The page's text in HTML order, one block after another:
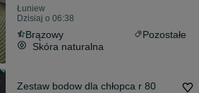
Łuniew
Dzisiaj o 06:38
Brązowy
Pozostałe
Skóra naturalna
Zestaw bodow dla chłopca r 80